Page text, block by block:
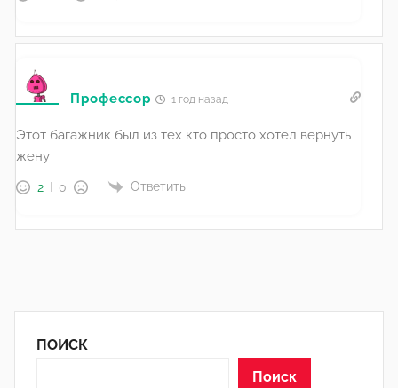
Профессор 1 год назад
Этот багажник был из тех кто просто хотел вернуть
жену
2 0 Ответить
ПОИСК
Поиск